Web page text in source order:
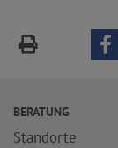
BERATUNG
Standorte